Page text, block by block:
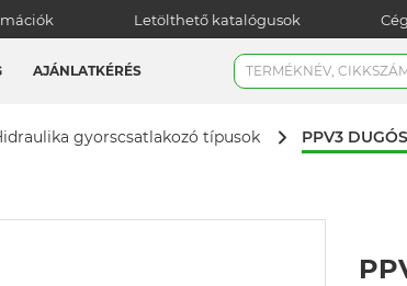
Letölthető katalógusok
AJÁNLATKÉRÉS
gyorscsatlakozó típusok PPV3